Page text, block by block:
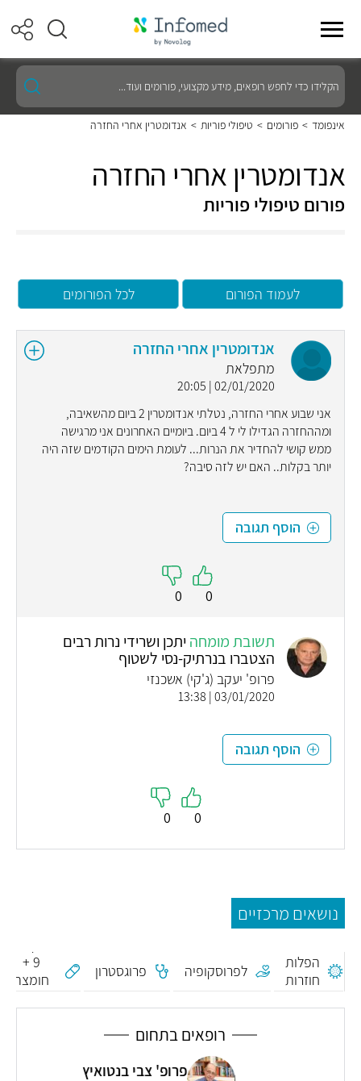
הקלידו
כדי
לחפש
רופאים,
מידע
ועוד...
אינפומד > פורומים > טיפולי פוריות > אנדומטרין אחרי החזרה
אנדומטרין אחרי החזרה
פורום טיפולי פוריות
לעמוד הפורום לכל הפורומים
אנדומטרין אחרי החזרה
מתפלאת
02/01/2020 | 20:05
אני שבוע אחרי החזרה, נטלתי אנדומטרין 2 ביום מהשאיבה,
ומההחזרה הגדילו לי ל 4 ביום. ביומיים האחרונים אני מרגישה
ממש קושי להחדיר את הנרות... לעומת הימים הקודמים שזה היה
יותר בקלות.. האם יש לזה סיבה?
הוסף תגובה
0
0
תשובת מומחהיתכן ושרידי נרות רבים
הצטברו בנרתיק-נסי לשטוף
פרופ' יעקב (ג'קי) אשכנזי
03/01/2020 | 13:38
הוסף תגובה
0
0
נושאים מרכזיים
הפלות
חוזרות
לפרוסקופיה פרוגסטרון
9 +
חומצה
רצינולית
רופאים בתחום
פרופ' צבי בנטואיץ